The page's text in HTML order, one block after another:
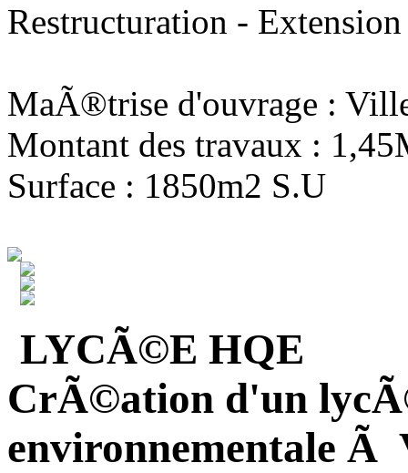
Restructuration - Extension
MaÃ®trise d'ouvrage :
Montant des travaux :
Surface : 1850m2 S.U
LYCÃ©E HQE
CrÃ©ation d'un
environnementale Ã